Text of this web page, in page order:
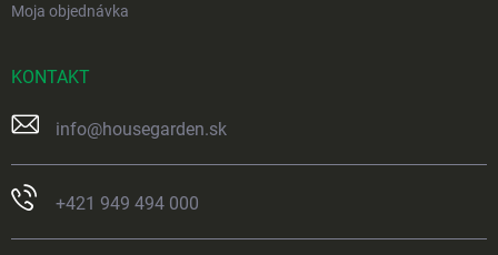
Moja objednávka
KONTAKT
info@housegarden.sk
+421 949 494 000